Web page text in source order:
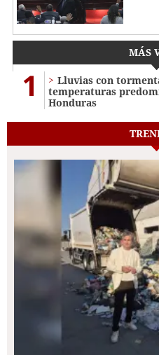
MÁS
1
Lluvias con
temperaturas
Honduras